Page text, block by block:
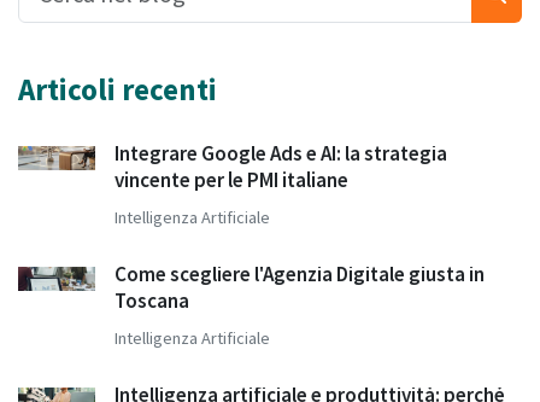
Articoli recenti
Integrare Google Ads e AI: la strategia
vincente per le PMI italiane
Intelligenza Artificiale
Come scegliere l'Agenzia Digitale giusta in
Toscana
Intelligenza Artificiale
Intelligenza artificiale e produttività: perché